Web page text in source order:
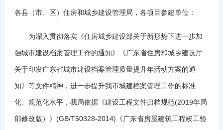
各县（市、区）住房和城乡建设管理局，各项目参建单位：
为深入贯彻落实《住房城乡建设部关于新形势下进一步加
强城市建设档案管理工作的通知》《广东省住房和城乡建设厅
关于印发广东省城市建设档案管理质量提升年活动方案的通
知》等文件精神，进一步提升我市城建档案管理工作的标准
化、规范化水平，我局依据《建设工程文件归档规范(2019年局
部修改版）》(GB/T50328-2014)《广东省房屋建筑工程竣工验